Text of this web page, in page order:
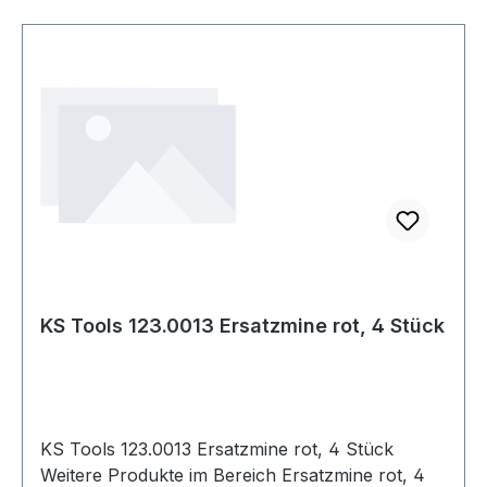
KS Tools 123.0013 Ersatzmine rot, 4 Stück
KS Tools 123.0013 Ersatzmine rot, 4 Stück
Weitere Produkte im Bereich Ersatzmine rot, 4